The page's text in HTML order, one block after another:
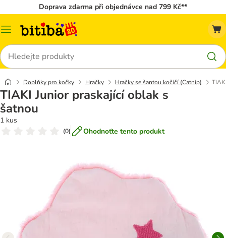
Doprava zdarma při objednávce nad 799 Kč**
Kategorie
Hledat
Doplňky pro kočky Hračky Hračky se šantou kočičí (Catnip)
TIAKI Junior praskající oblak s
šatnou
1 kus
(0) Ohodnoťte tento produkt